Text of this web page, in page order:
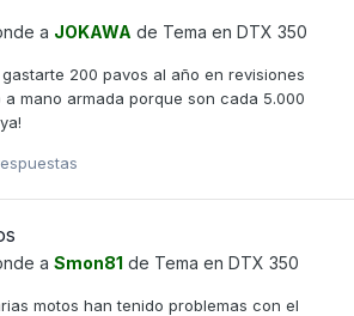
a JOKAWA de Tema en DTX 350
200 pavos al año en revisiones
mano armada porque son cada 5.000
a Smon81 de Tema en DTX 350
motos han tenido problemas con el